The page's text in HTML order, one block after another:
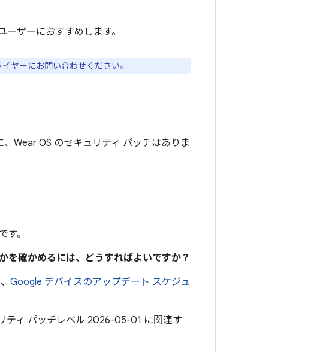
ザーにおすすめします。
ヤーにお問い合わせください。
Wear OS のセキュリティ パッチはありま
。
を確かめるには、どうすればよいですか？
Google デバイスのアップデート スケジュ
ティ パッチレベル 2026-05-01 に関連す